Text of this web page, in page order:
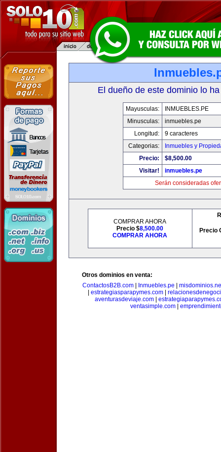
El dueño de este dominio lo
Mayusculas:
INMUEBLES.PE
Minusculas:
inmuebles.pe
Longitud:
9 caracteres
Categorias:
Inmuebles y
Precio:
$8,500.00
Visitar!
inmuebles.pe
Serán consideradas
COMPRAR AHORA
Precio $8,500.00
COMPRAR AHORA
Precio
Otros dominios en venta:
ContactosB2B.com
Inmuebles.pe
estrategiasparapymes.com
aventurasdeviaje.com|
ventasimple.com|